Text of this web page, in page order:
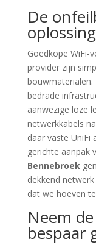
De
oplossing
Goedkope WiFi-
provider zijn
bouwmaterialen.
bedrade
aanwezige loze
netwerkkabels
daar vaste UniFi
gerichte aanpak
Bennebroek
dekkend
dat we hoeven
Neem
bespaar